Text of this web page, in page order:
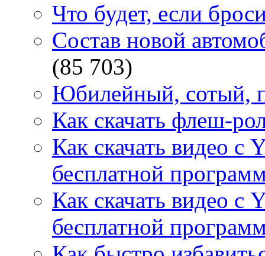
Что будет, если
Состав новой
(85 703)
Юбилейный, сотый,
Как скачать флеш-
Как скачать видео с
бесплатной
Как скачать видео с
бесплатной